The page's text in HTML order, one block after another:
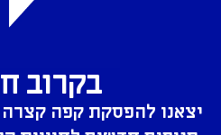
בקרוב
יצאנו להפסקת קפה קצרה